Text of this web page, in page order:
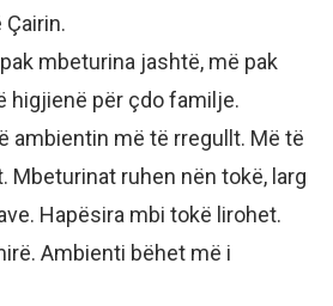
mbeturina jashtë, më pak
higjienë për çdo familje.
ambientin më të rregullt. Më të
Mbeturinat ruhen nën tokë, larg
Hapësira mbi tokë lirohet.
Ambienti bëhet më i